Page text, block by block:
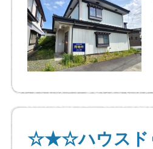
☆★☆ハウスド